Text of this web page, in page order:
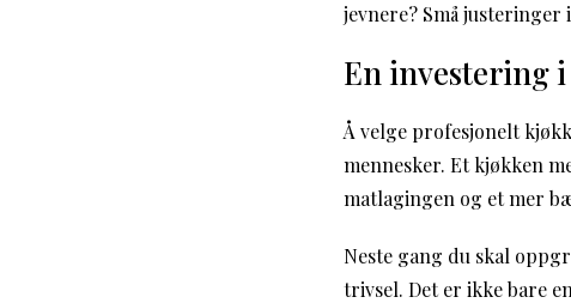
jevnere? Små
En investering
Å velge profesjonelt
mennesker. Et kjøkken
matlagingen og et mer
Neste gang du skal
trivsel. Det er ikke bare